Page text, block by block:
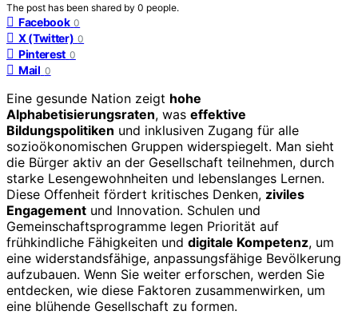
The post has been shared by 0 people.
Facebook 0
X (Twitter) 0
Pinterest 0
Mail 0
Eine gesunde Nation zeigt hohe
Alphabetisierungsraten, was effektive
Bildungspolitiken und inklusiven Zugang für alle
sozioökonomischen Gruppen widerspiegelt. Man sieht
die Bürger aktiv an der Gesellschaft teilnehmen, durch
starke Lesengewohnheiten und lebenslanges Lernen.
Diese Offenheit fördert kritisches Denken, ziviles
Engagement und Innovation. Schulen und
Gemeinschaftsprogramme legen Priorität auf
frühkindliche Fähigkeiten und digitale Kompetenz, um
eine widerstandsfähige, anpassungsfähige Bevölkerung
aufzubauen. Wenn Sie weiter erforschen, werden Sie
entdecken, wie diese Faktoren zusammenwirken, um
eine blühende Gesellschaft zu formen.